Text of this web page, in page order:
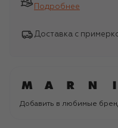
Подробнее
Доставка с
Добавить в любимые